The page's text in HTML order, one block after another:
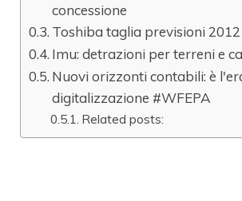
concessione
Toshiba taglia previsioni 2012
Imu: detrazioni per terreni e
Nuovi orizzonti contabili: è
digitalizzazione #WFEPA
Related posts: